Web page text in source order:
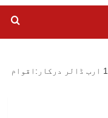
سیلاب سے تباہ سندھ کی بحالی کے لیے 16 ارب ڈالر درکار:اقوام